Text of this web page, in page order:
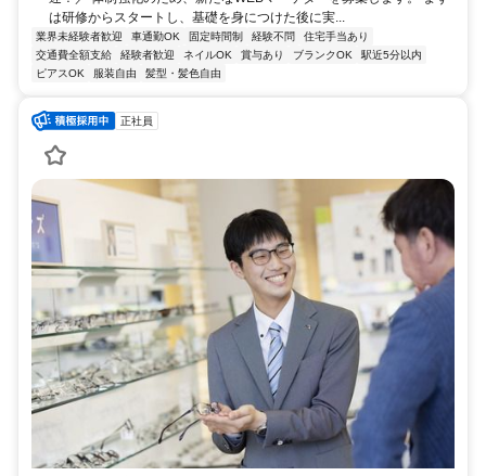
は研修からスタートし、基礎を身につけた後に実...
業界未経験者歓迎 車通勤OK 固定時間制 経験不問
住宅手当あり
交通費全額支給
経験者歓迎 ネイルOK 賞与あり ブランクOK
駅近5分以内
ピアスOK
服装自由 髪型・髪色自由
正社員